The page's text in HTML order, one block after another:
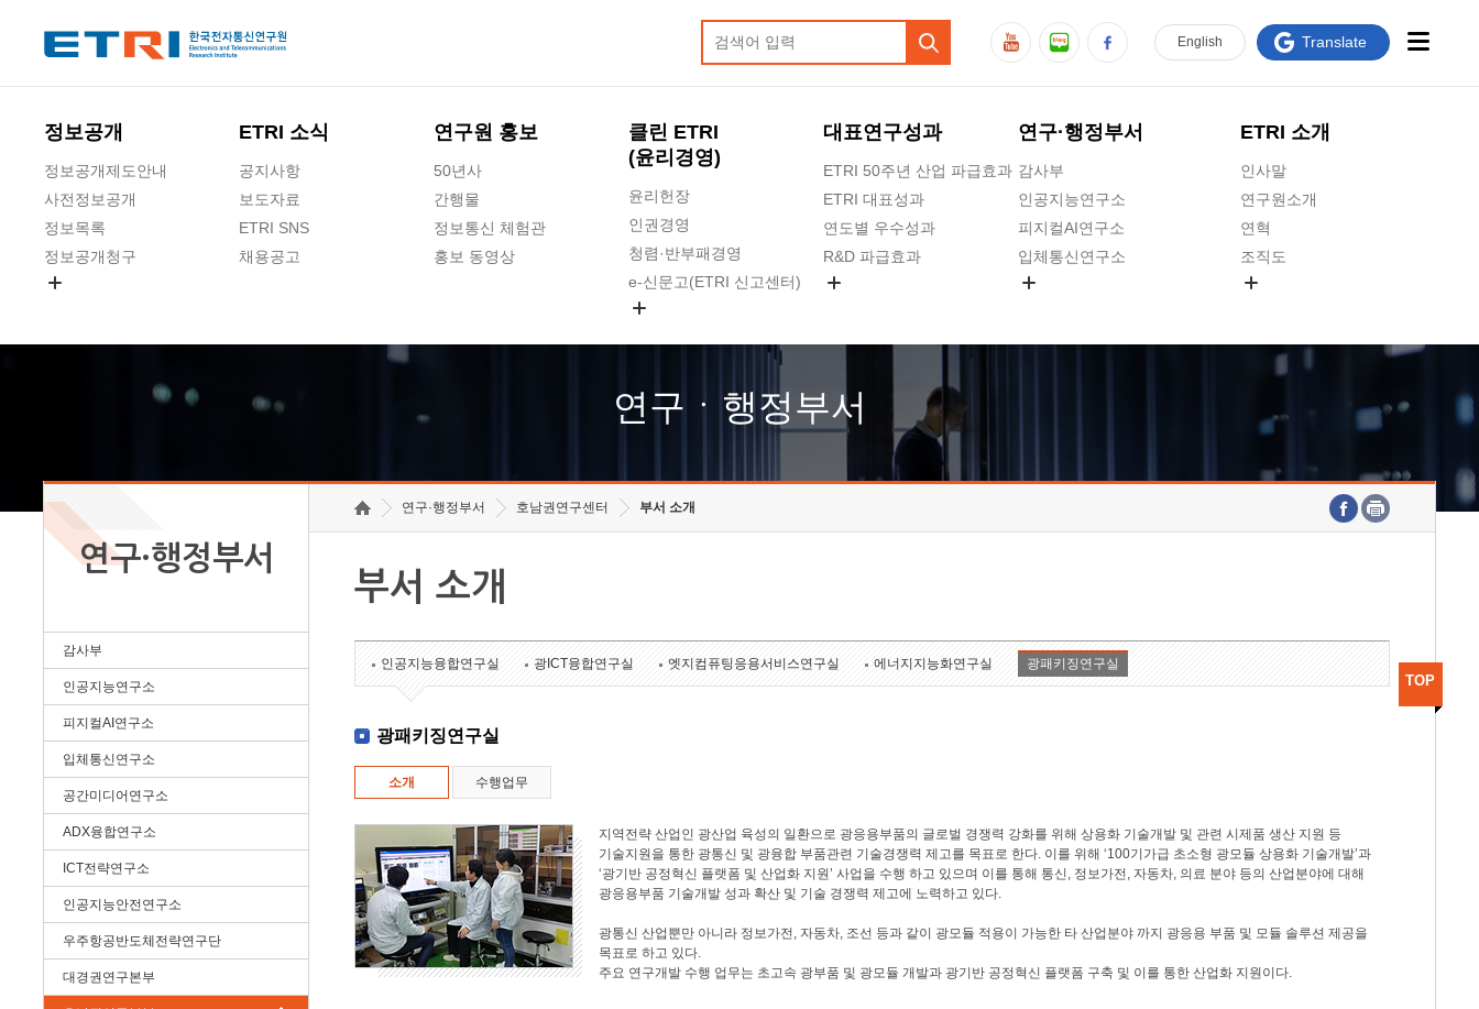
정보공개
정보공개제도안내
사전정보공개
정보목록
정보공개청구
ETRI 소식
공지사항
보도자료
ETRI SNS
채용공고
연구원 홍보
50년사
간행물
정보통신 체험관
홍보 동영상
클린 ETRI
(윤리경영)
윤리헌장
인권경영
청렴·반부패경영
e-신문고(ETRI 신고센터)
고객의소리
수의계약 현황
대표연구성과
ETRI 50주년 산업 파급효과
ETRI 대표성과
연도별 우수성과
R&D 파급효과
연구·행정부서
감사부
인공지능연구소
피지컬AI연구소
입체통신연구소
호남권연구본부
기획본부
ETRI 소개
인사말
연구원소개
연혁
조직도
연구원 고객헌장
주요업무연락처
English Translate
연구ㆍ행정부서
연구·행정부서
감사부
인공지능연구소
피지컬AI연구소
입체통신연구소
공간미디어연구소
ADX융합연구소
ICT전략연구소
인공지능안전연구소
우주항공반도체전략연구단
대경권연구본부
연구·행정부서 호남권연구센터 부서 소개
부서 소개
인공지능융합연구실 광ICT융합연구실 엣지컴퓨팅응용서비스연구실 에너지지능화연구실 광패키징연구실
광패키징연구실
소개 수행업무
지역전략 산업인 광산업 육성의 일환으로 광응용부품의 글로벌 경쟁력 강화를 위해 상용화 기술개발 및 관련 시제품 생산 지원 등
기술지원을 통한 광통신 및 광융합 부품관련 기술경쟁력 제고를 목표로 한다. 이를 위해 ‘100기가급 초소형 광모듈 상용화 기술개발’과
‘광기반 공정혁신 플랫폼 및 산업화 지원’ 사업을 수행 하고 있으며 이를 통해 통신, 정보가전, 자동차, 의료 분야 등의 산업분야에 대해
광응용부품 기술개발 성과 확산 및 기술 경쟁력 제고에 노력하고 있다.
광통신 산업뿐만 아니라 정보가전, 자동차, 조선 등과 같이 광모듈 적용이 가능한 타 산업분야 까지 광응용 부품 및 모듈 솔루션 제공을
목표로 하고 있다.
주요 연구개발 수행 업무는 초고속 광부품 및 광모듈 개발과 광기반 공정혁신 플랫폼 구축 및 이를 통한 산업화 지원이다.
TOP